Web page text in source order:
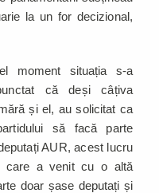
la un for decizional,
moment situația s-a
că deși câțiva
și el, au solicitat ca
să facă parte
AUR, acest lucru
care a venit cu o altă
doar șase deputați și